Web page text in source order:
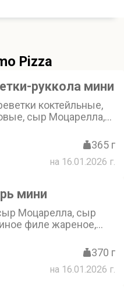
Pizza
руккола мини
коктейльные,
сыр Моцарелла,
365 г
на 16.01.2026 г.
мини
Моцарелла, сыр
филе жареное,
370 г
на 16.01.2026 г.